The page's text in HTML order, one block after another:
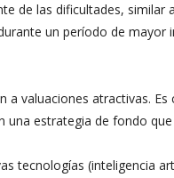
de las dificultades, similar
un período de mayor
valuaciones atractivas.
una estrategia de fondo
tecnologías (inteligencia